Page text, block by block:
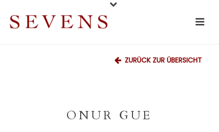
ZURÜCK ZUR ÜBERSICHT
ONUR GUE